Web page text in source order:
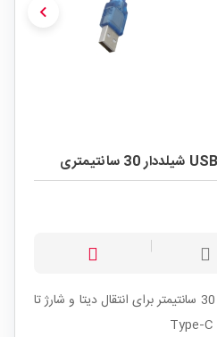
chevron_left
کابل USB 1.0 شیلددار با طول 30 سانتیمتر برای انتقال دیتا و شارژ تا